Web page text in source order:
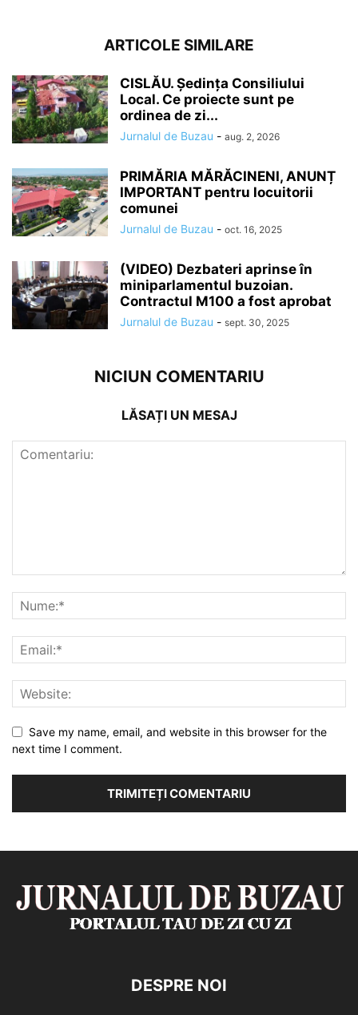
ARTICOLE SIMILARE
CISLĂU. Ședința Consiliului
Local. Ce proiecte sunt pe
ordinea de zi...
Jurnalul de Buzau - aug. 2, 2026
PRIMĂRIA MĂRĂCINENI, ANUNȚ
IMPORTANT pentru locuitorii
comunei
Jurnalul de Buzau - oct. 16, 2025
(VIDEO) Dezbateri aprinse în
miniparlamentul buzoian.
Contractul M100 a fost aprobat
Jurnalul de Buzau - sept. 30, 2025
NICIUN COMENTARIU
LĂSAȚI UN MESAJ
Save my name, email, and website in this browser for the
next time I comment.
DESPRE NOI